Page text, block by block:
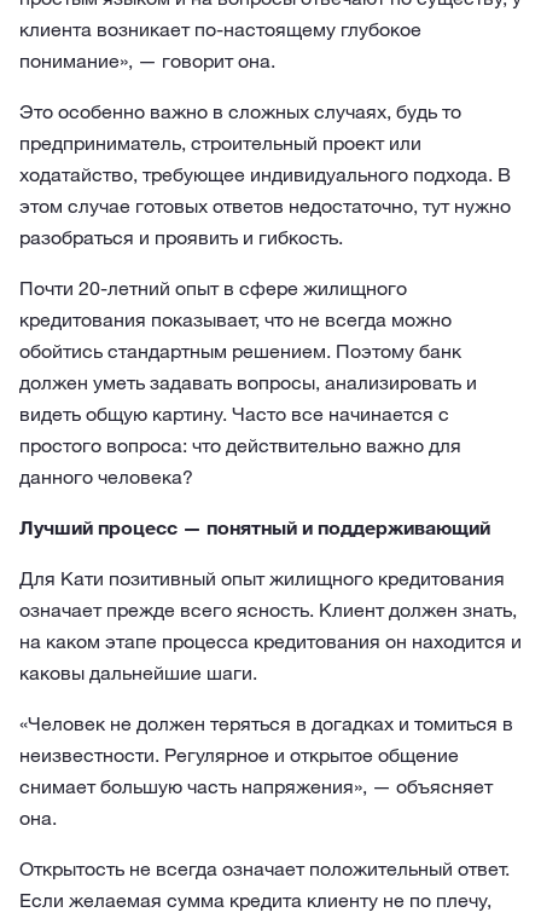
клиента возникает по-настоящему глубокое
понимание», — говорит она.
Это особенно важно в сложных случаях, будь то
предприниматель, строительный проект или
ходатайство, требующее индивидуального подхода. В
этом случае готовых ответов недостаточно, тут нужно
разобраться и проявить и гибкость.
Почти 20-летний опыт в сфере жилищного
кредитования показывает, что не всегда можно
обойтись стандартным решением. Поэтому банк
должен уметь задавать вопросы, анализировать и
видеть общую картину. Часто все начинается с
простого вопроса: что действительно важно для
данного человека?
Лучший процесс — понятный и поддерживающий
Для Кати позитивный опыт жилищного кредитования
означает прежде всего ясность. Клиент должен знать,
на каком этапе процесса кредитования он находится и
каковы дальнейшие шаги.
«Человек не должен теряться в догадках и томиться в
неизвестности. Регулярное и открытое общение
снимает большую часть напряжения», — объясняет
она.
Открытость не всегда означает положительный ответ.
Если желаемая сумма кредита клиенту не по плечу,